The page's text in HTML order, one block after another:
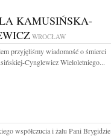
KAMUSIŃSKA-
WROCŁAW
przyjęliśmy wiadomość o śmierci
Cynglewicz Wieloletniego...
współczucia i żalu Pani Brygidzie